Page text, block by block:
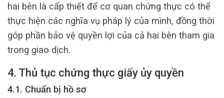
hai bên là cấp thiết để cơ quan chứng thực có thể
thực hiện các nghĩa vụ pháp lý của mình, đồng thời
góp phần bảo vệ quyền lợi của cả hai bên tham gia
trong giao dịch.
4. Thủ tục chứng thực giấy ủy quyền
4.1. Chuẩn bị hồ sơ